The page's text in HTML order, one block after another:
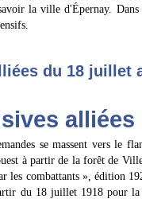
la ville d'Épernay.
du 18 juillet
alliées
se massent vers le
à partir de la forêt de
les combattants », édition
du 18 juillet 1918 pour